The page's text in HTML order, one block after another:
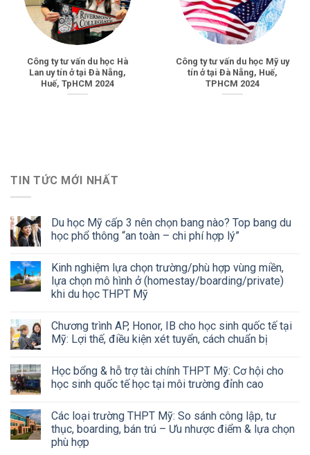
Công ty tư vấn du học Hà
Lan uy tín ở tại Đà Nẵng,
Huế, TpHCM 2024
Công ty tư vấn du học Mỹ uy
tín ở tại Đà Nẵng, Huế,
TPHCM 2024
TIN TỨC MỚI NHẤT
Du học Mỹ cấp 3 nên chọn bang nào? Top bang du
học phổ thông “an toàn – chi phí hợp lý”
Kinh nghiệm lựa chọn trường/phù hợp vùng miền,
lựa chọn mô hình ở (homestay/boarding/private)
khi du học THPT Mỹ
Chương trình AP, Honor, IB cho học sinh quốc tế tại
Mỹ: Lợi thế, điều kiện xét tuyển, cách chuẩn bị
Học bổng & hỗ trợ tài chính THPT Mỹ: Cơ hội cho
học sinh quốc tế học tại môi trường đỉnh cao
Các loại trường THPT Mỹ: So sánh công lập, tư
thục, boarding, bán trú – Ưu nhược điểm & lựa chọn
phù hợp